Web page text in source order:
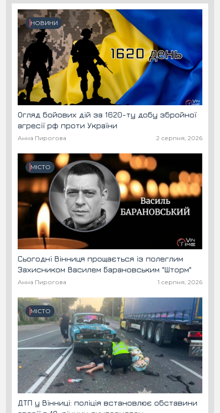
НОВИНИ
Огляд бойових дій за 1620-ту добу збройної
агресії рф проти України
Анна Пирогова 2 серпня, 2026
МІСТО
Сьогодні Вінниця прощається із полеглим
Захисником Василем Барановським "Шторм"
Анна Пирогова 1 серпня, 2026
МІСТО
ДТП у Вінниці: поліція встановлює обставини